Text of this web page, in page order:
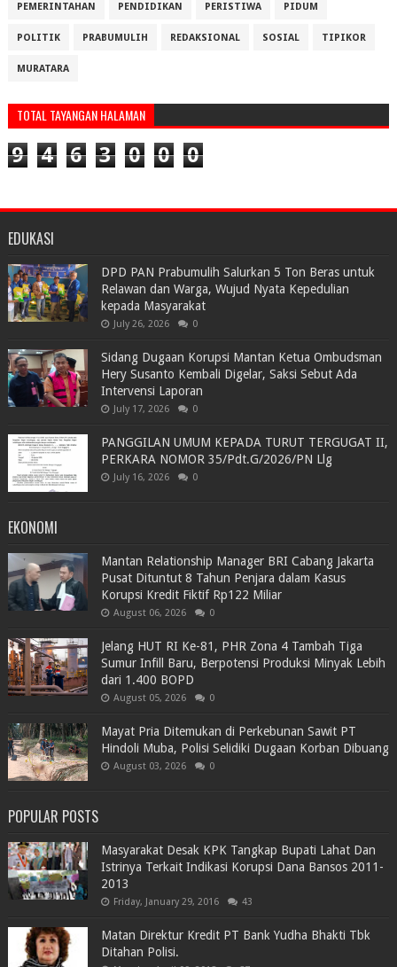
PEMERINTAHAN PENDIDIKAN PERISTIWA PIDUM
POLITIK PRABUMULIH REDAKSIONAL SOSIAL TIPIKOR
MURATARA
TOTAL TAYANGAN HALAMAN
9 4 6 3 0 0 0
EDUKASI
DPD PAN Prabumulih Salurkan 5 Ton Beras untuk
Relawan dan Warga, Wujud Nyata Kepedulian
kepada Masyarakat
July 26, 2026 0
Sidang Dugaan Korupsi Mantan Ketua Ombudsman
Hery Susanto Kembali Digelar, Saksi Sebut Ada
Intervensi Laporan
July 17, 2026 0
PANGGILAN UMUM KEPADA TURUT TERGUGAT II,
PERKARA NOMOR 35/Pdt.G/2026/PN Llg
July 16, 2026 0
EKONOMI
Mantan Relationship Manager BRI Cabang Jakarta
Pusat Dituntut 8 Tahun Penjara dalam Kasus
Korupsi Kredit Fiktif Rp122 Miliar
August 06, 2026 0
Jelang HUT RI Ke-81, PHR Zona 4 Tambah Tiga
Sumur Infill Baru, Berpotensi Produksi Minyak Lebih
dari 1.400 BOPD
August 05, 2026 0
Mayat Pria Ditemukan di Perkebunan Sawit PT
Hindoli Muba, Polisi Selidiki Dugaan Korban Dibuang
August 03, 2026 0
POPULAR POSTS
Masyarakat Desak KPK Tangkap Bupati Lahat Dan
Istrinya Terkait Indikasi Korupsi Dana Bansos 2011-
2013
Friday, January 29, 2016 43
Matan Direktur Kredit PT Bank Yudha Bhakti Tbk
Ditahan Polisi.